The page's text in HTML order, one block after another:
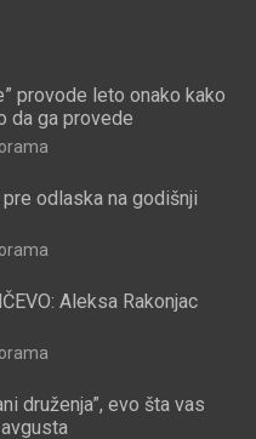
provode leto onako kako
da ga provede
odlaska na godišnji
Aleksa Rakonjac
druženja”, evo šta vas